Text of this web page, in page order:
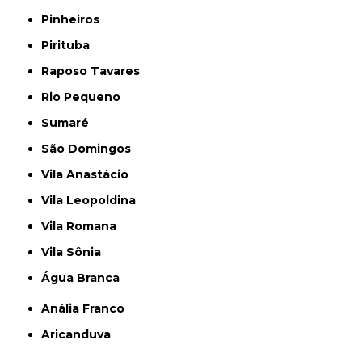
Pinheiros
Pirituba
Raposo Tavares
Rio Pequeno
Sumaré
São Domingos
Vila Anastácio
Vila Leopoldina
Vila Romana
Vila Sônia
Água Branca
Anália Franco
Aricanduva